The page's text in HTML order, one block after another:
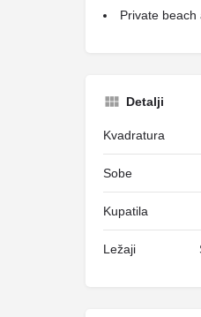
Private beach
Detalji
Kvadratura
Sobe
Kupatila
Ležaji